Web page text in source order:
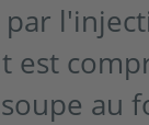
est
au